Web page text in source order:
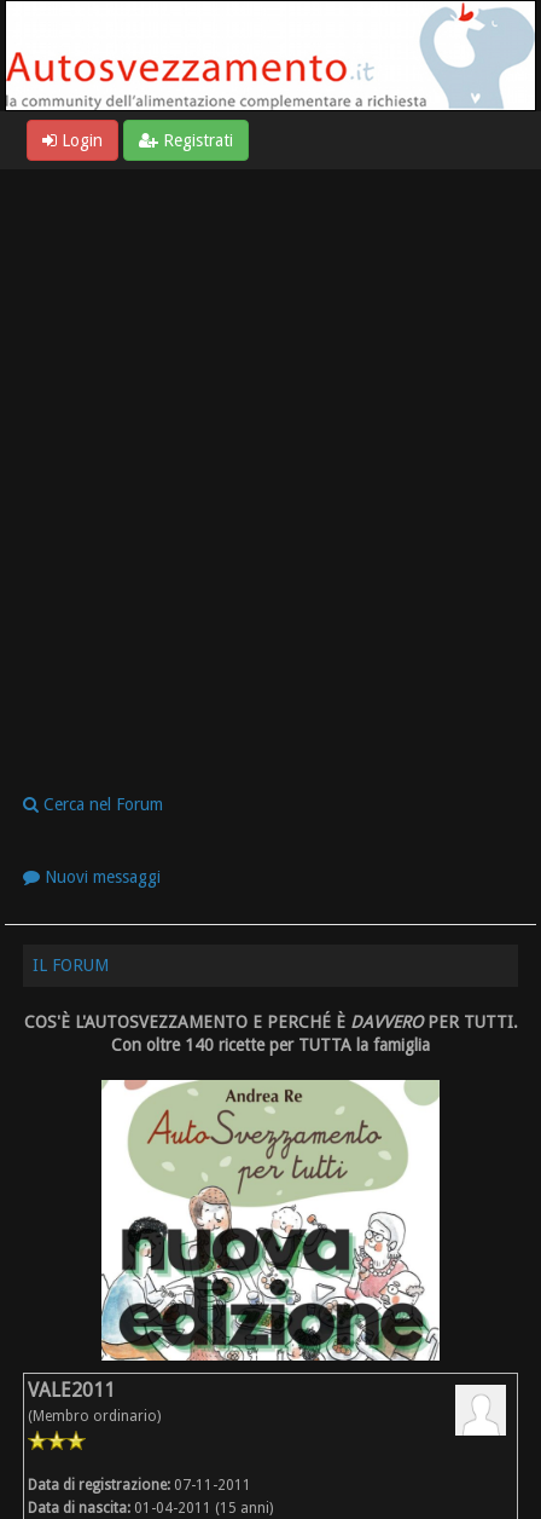
Login Registrati
Cerca nel Forum
Nuovi messaggi
IL FORUM
COS'È L'AUTOSVEZZAMENTO E PERCHÉ È DAVVEROPER TUTTI.
Con oltre 140 ricette per TUTTA la famiglia
VALE2011
(Membro ordinario)
Data di registrazione: 07-11-2011
Data di nascita: 01-04-2011 (15 anni)